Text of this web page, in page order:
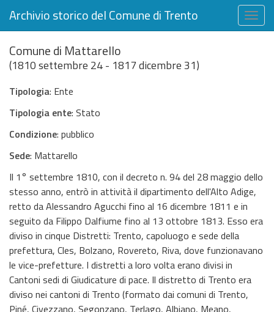
Archivio storico del Comune di Trento
Comune di Mattarello
(1810 settembre 24 - 1817 dicembre 31)
Tipologia: Ente
Tipologia ente: Stato
Condizione: pubblico
Sede: Mattarello
Il 1° settembre 1810, con il decreto n. 94 del 28 maggio dello
stesso anno, entrò in attività il dipartimento dell'Alto Adige,
retto da Alessandro Agucchi fino al 16 dicembre 1811 e in
seguito da Filippo Dalfiume fino al 13 ottobre 1813. Esso era
diviso in cinque Distretti: Trento, capoluogo e sede della
prefettura, Cles, Bolzano, Rovereto, Riva, dove funzionavano
le vice-prefetture. I distretti a loro volta erano divisi in
Cantoni sedi di Giudicature di pace. Il distretto di Trento era
diviso nei cantoni di Trento (formato dai comuni di Trento,
Piné, Civezzano, Segonzano, Terlago, Albiano, Meano,